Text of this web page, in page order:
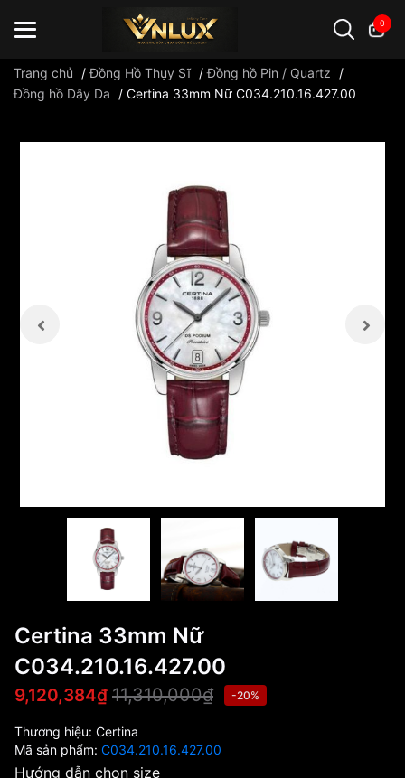
0
Trang chủ /Đồng Hồ Thụy Sĩ /Đồng hồ Pin / Quartz
/
Đồng hồ Dây Da
/ Certina 33mm Nữ C034.210.16.427.00
Certina 33mm Nữ
C034.210.16.427.00
9,120,384₫ 11,310,000₫ -20%
Thương hiệu: Certina
Mã sản phẩm: C034.210.16.427.00
Hướng dẫn chọn size